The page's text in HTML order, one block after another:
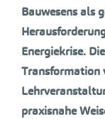
Bauwesens als
Energiekrise.
Transformation
praxisnahe